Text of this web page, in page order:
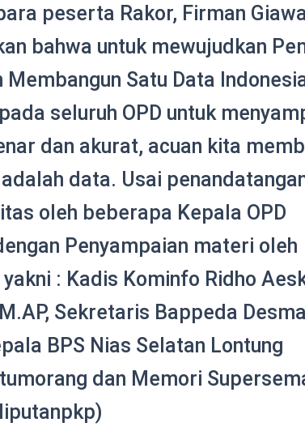
peserta Rakor, Firman
bahwa untuk mewujudkan
Membangun Satu Data
seluruh OPD untuk
dan akurat, acuan kita
data. Usai
oleh beberapa Kepala OPD
Penyampaian materi oleh
: Kadis Kominfo Ridho
M.AP, Sekretaris Bappeda
BPS Nias Selatan Lontung
dan Memori